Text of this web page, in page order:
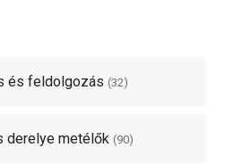
a
és feldolgozás (32)
derelye metélők (90)